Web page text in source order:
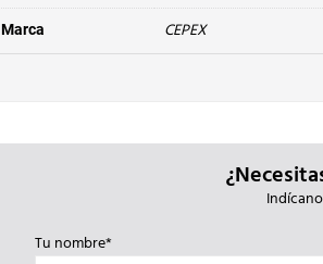
Marca CEPEX
Tu nombre*